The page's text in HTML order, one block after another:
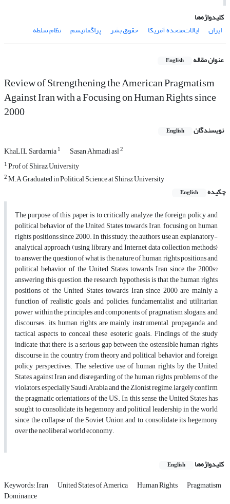
کلیدواژه‌ها
ایران
ایالات‌متحده آمریکا حقوق بشر پراگماتیسم نظام سلطه
عنوان مقاله English
Review of Strengthening the American Pragmatism
Against Iran with a Focusing on Human Rights since
2000
نویسندگان English
KhaLIL Sardarnia1 Sasan Ahmadi asl2
1Prof of Shiraz University
2M.A Graduated in Political Science at Shiraz University
چکیده
English
The purpose of this paper is to critically analyze the foreign policy and
political behavior of the United States towards Iran, focusing on human
rights positions since 2000. In this study, the authors use an explanatory-
analytical approach (using library and Internet data collection methods)
to answer the question of what is the nature of human rights positions and
political behavior of the United States towards Iran since the 2000s?
answering this question, the research hypothesis is that the human rights
positions of the United States towards Iran since 2000 are mainly a
function of realistic goals and policies, fundamentalist and utilitarian
power within the principles and components of pragmatism, slogans, and
discourses. its human rights are mainly instrumental, propaganda and
tactical aspects to conceal these esoteric goals. Findings of the study
indicate that there is a serious gap between the ostensible human rights
discourse in the country from theory and political behavior and foreign
policy perspectives. The selective use of human rights by the United
States against Iran and disregarding of the human rights problems of the
violators, especially Saudi Arabia and the Zionist regime, largely confirm
the pragmatic orientations of the US. In this sense, the United States has
sought to consolidate its hegemony and political leadership in the world
since the collapse of the Soviet Union and to consolidate its hegemony
over the neoliberal world economy.
کلیدواژه‌ها English
Keywords: Iran United States of America Human Rights Pragmatism
Dominance